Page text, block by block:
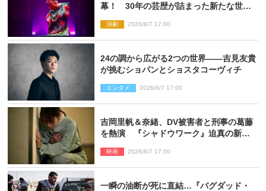
幕！ 30年の芸歴が詰まった新たな世界
演劇 2026/8/7 17:00
24の調から広がる2つの世界――吉見友貴
が挑むショパンとショスタコーヴィチ
エンタメ 2026/8/7 17:00
吉岡里帆＆奈緒、DV被害者と刑事の葛藤
を熱演 『シャドウワーク』迫真の新場
映画 2026/8/7 17:00
一瞬の油断が死に直結…『バグダッド・